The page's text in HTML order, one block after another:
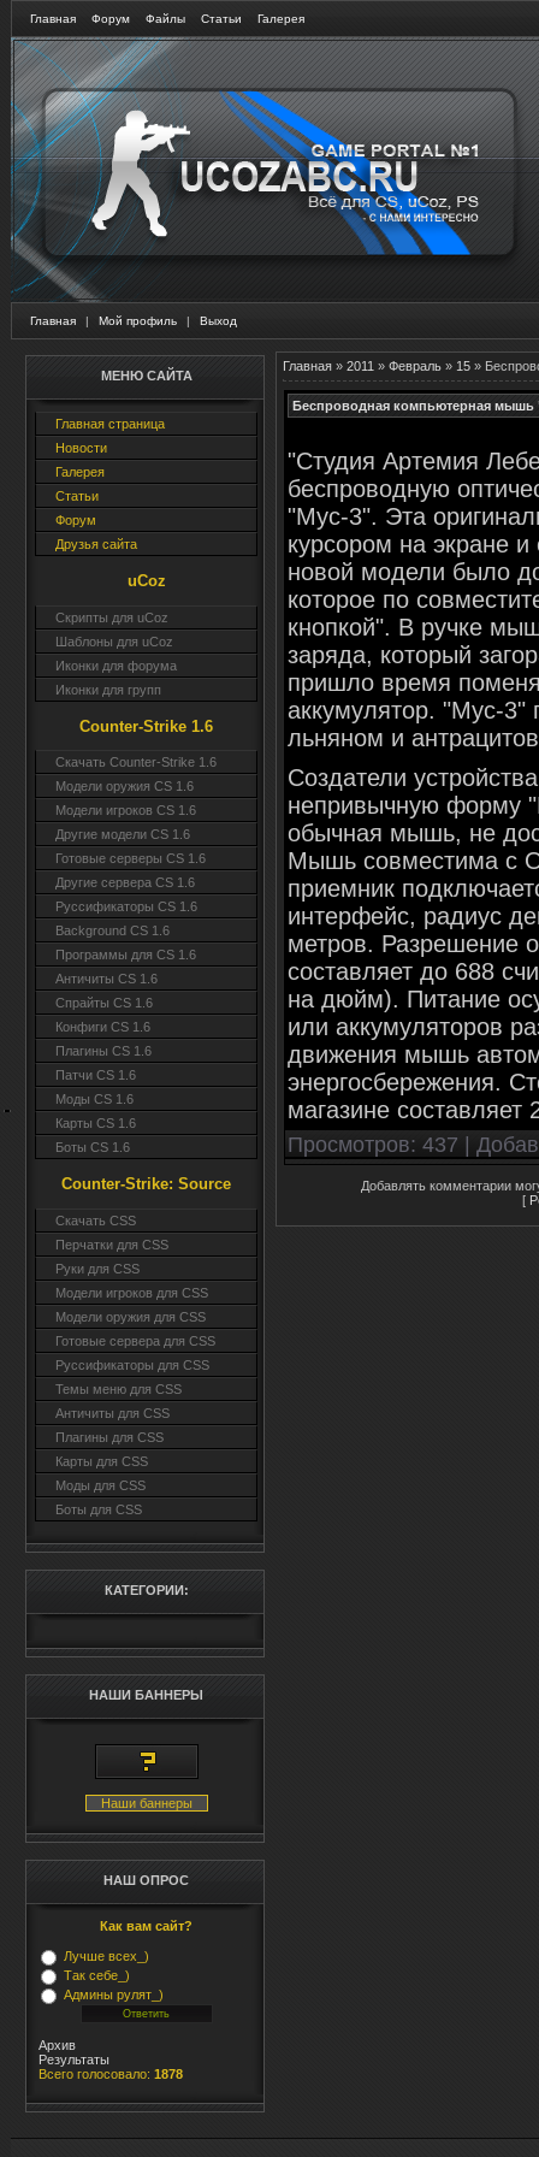
Главная Форум Файлы Статьи Галерея
Главная | Мой профиль | Выход
МЕНЮ САЙТА
Главная страница
Новости
Галерея
Статьи
Форум
Друзья сайта
uCoz
Скрипты для uCoz
Шаблоны для uCoz
Иконки для форума
Иконки для групп
Counter-Strike 1.6
Скачать Counter-Strike 1.6
Модели оружия CS 1.6
Модели игроков CS 1.6
Другие модели CS 1.6
Готовые серверы CS 1.6
Другие сервера CS 1.6
Руссификаторы CS 1.6
Background CS 1.6
Программы для CS 1.6
Античиты CS 1.6
Спрайты CS 1.6
Конфиги CS 1.6
Плагины CS 1.6
Патчи CS 1.6
Моды CS 1.6
Карты CS 1.6
Боты CS 1.6
Counter-Strike: Source
Cкачать CSS
Перчатки для CSS
Руки для CSS
Модели игроков для CSS
Модели оружия для CSS
Готовые сервера для CSS
Руссификаторы для CSS
Темы меню для CSS
Античиты для CSS
Плагины для CSS
Карты для CSS
Моды для CSS
Боты для CSS
КАТЕГОРИИ:
НАШИ БАННЕРЫ
Наши баннеры
НАШ ОПРОС
Как вам сайт?
Лучше всех_)
Так себе_)
Админы рулят_)
Архив
Результаты
Всего голосовало: 1878
Главная » 2011 » Февраль » 15 »
Беспроводная компьютерная мышь
"Студия Артемия
беспроводную
"Мус-3". Эта
курсором на экране
новой модели было
которое по
кнопкой". В ручке
заряда, который
пришло время
аккумулятор. "Мус-3"
льняном и
Создатели
непривычную форму
обычная мышь, не
Мышь совместима с
приемник
интерфейс, радиус
метров. Разрешение
составляет до 688
на дюйм). Питание
или аккумуляторов
движения мышь
энергосбережения.
магазине составляет
Просмотров: 437 |
Добавлять комментарии
[